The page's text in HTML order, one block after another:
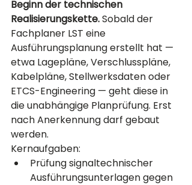
Beginn der technischen
Realisierungskette. Sobald der
Fachplaner LST eine
Ausführungsplanung erstellt hat —
etwa Lagepläne, Verschlusspläne,
Kabelpläne, Stellwerksdaten oder
ETCS-Engineering — geht diese in
die unabhängige Planprüfung. Erst
nach Anerkennung darf gebaut
werden.
Kernaufgaben:
Prüfung signaltechnischer
Ausführungsunterlagen gegen